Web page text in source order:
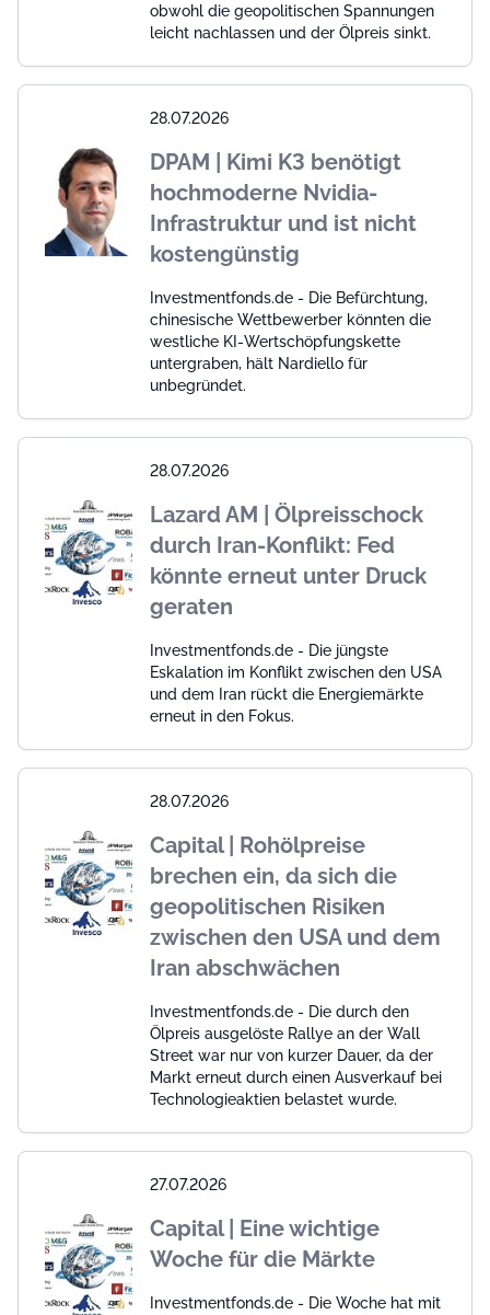
obwohl die geopolitischen Spannungen
leicht nachlassen und der Ölpreis sinkt.
28.07.2026
DPAM | Kimi K3 benötigt
hochmoderne Nvidia-
Infrastruktur und ist nicht
kostengünstig
Investmentfonds.de - Die Befürchtung,
chinesische Wettbewerber könnten die
westliche KI-Wertschöpfungskette
untergraben, hält Nardiello für
unbegründet.
28.07.2026
Lazard AM | Ölpreisschock
durch Iran-Konflikt: Fed
könnte erneut unter Druck
geraten
Investmentfonds.de - Die jüngste
Eskalation im Konflikt zwischen den USA
und dem Iran rückt die Energiemärkte
erneut in den Fokus.
28.07.2026
Capital | Rohölpreise
brechen ein, da sich die
geopolitischen Risiken
zwischen den USA und dem
Iran abschwächen
Investmentfonds.de - Die durch den
Ölpreis ausgelöste Rallye an der Wall
Street war nur von kurzer Dauer, da der
Markt erneut durch einen Ausverkauf bei
Technologieaktien belastet wurde.
27.07.2026
Capital | Eine wichtige
Woche für die Märkte
Investmentfonds.de - Die Woche hat mit